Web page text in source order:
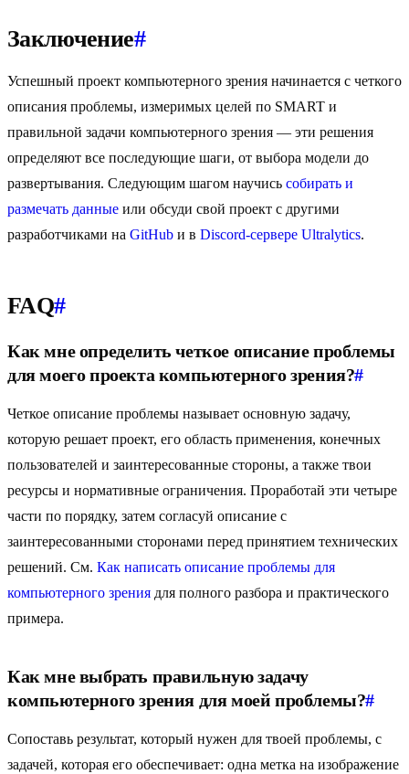
Заключение#
Успешный проект компьютерного зрения начинается с четкого
описания проблемы, измеримых целей по SMART и
правильной задачи компьютерного зрения — эти решения
определяют все последующие шаги, от выбора модели до
развертывания. Следующим шагом научись собирать и
размечать данные или обсуди свой проект с другими
разработчиками на GitHub и в Discord-сервере Ultralytics.
FAQ#
Как мне определить четкое описание проблемы
для моего проекта компьютерного зрения?#
Четкое описание проблемы называет основную задачу,
которую решает проект, его область применения, конечных
пользователей и заинтересованные стороны, а также твои
ресурсы и нормативные ограничения. Проработай эти четыре
части по порядку, затем согласуй описание с
заинтересованными сторонами перед принятием технических
решений. См. Как написать описание проблемы для
компьютерного зрения для полного разбора и практического
примера.
Как мне выбрать правильную задачу
компьютерного зрения для моей проблемы?#
Сопоставь результат, который нужен для твоей проблемы, с
задачей, которая его обеспечивает: одна метка на изображение